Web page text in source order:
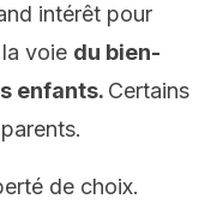
intérêt pour
voie du bien-
enfants. Certains
de choix.